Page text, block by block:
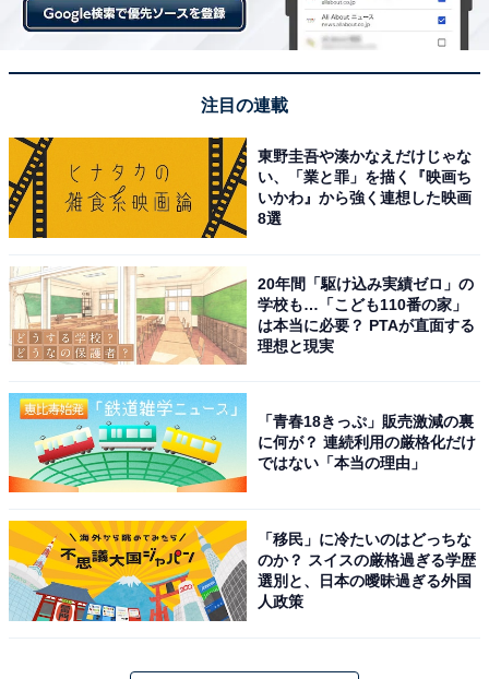
穴原温泉（写真はイメージです）
飯坂温泉の「奥座敷」「離れ座敷」とも呼ばれる穴原
（あなばら）温泉は、摺上川（すりかみがわ）を約2km
さかのぼった上流、渓谷の入り口に広がる静寂な温泉地
です。
多くの宿の露天風呂からはダイナミックな渓谷美を望む
ことができ、川面を渡る風を感じながらの湯浴みは格
別。無色透明のとろとろ・さらさらとした美肌の湯は飲
泉も可能で、ほのかに甘みを感じるまろやかな味わいで
日本三不動のひとつ「中野不動尊」への参拝や、江戸時
代から続く「旧堀切邸」の足湯・手湯体験が定番コース
注目の連載
東野圭吾や湊かなえだけじゃな
い、「業と罪」を描く『映画ち
いかわ』から強く連想した映画
8選
20年間「駆け込み実績ゼロ」の
学校も…「こども110番の家」
は本当に必要？ PTAが直面する
理想と現実
「青春18きっぷ」販売激減の裏
に何が？ 連続利用の厳格化だけ
ではない「本当の理由」
「移民」に冷たいのはどっちな
のか？ スイスの厳格過ぎる学歴
選別と、日本の曖昧過ぎる外国
人政策